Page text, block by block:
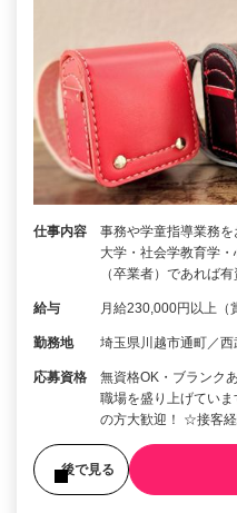
仕事内容
事務や学童指導業務
大学・社会学教育学
（卒業者）であれば
給与 月給230,000円以上（
勤務地 埼玉県川越市通町／
応募資格
無資格OK・ブランク
職場を盛り上げてい
の方大歓迎！ ☆接客
後で見る